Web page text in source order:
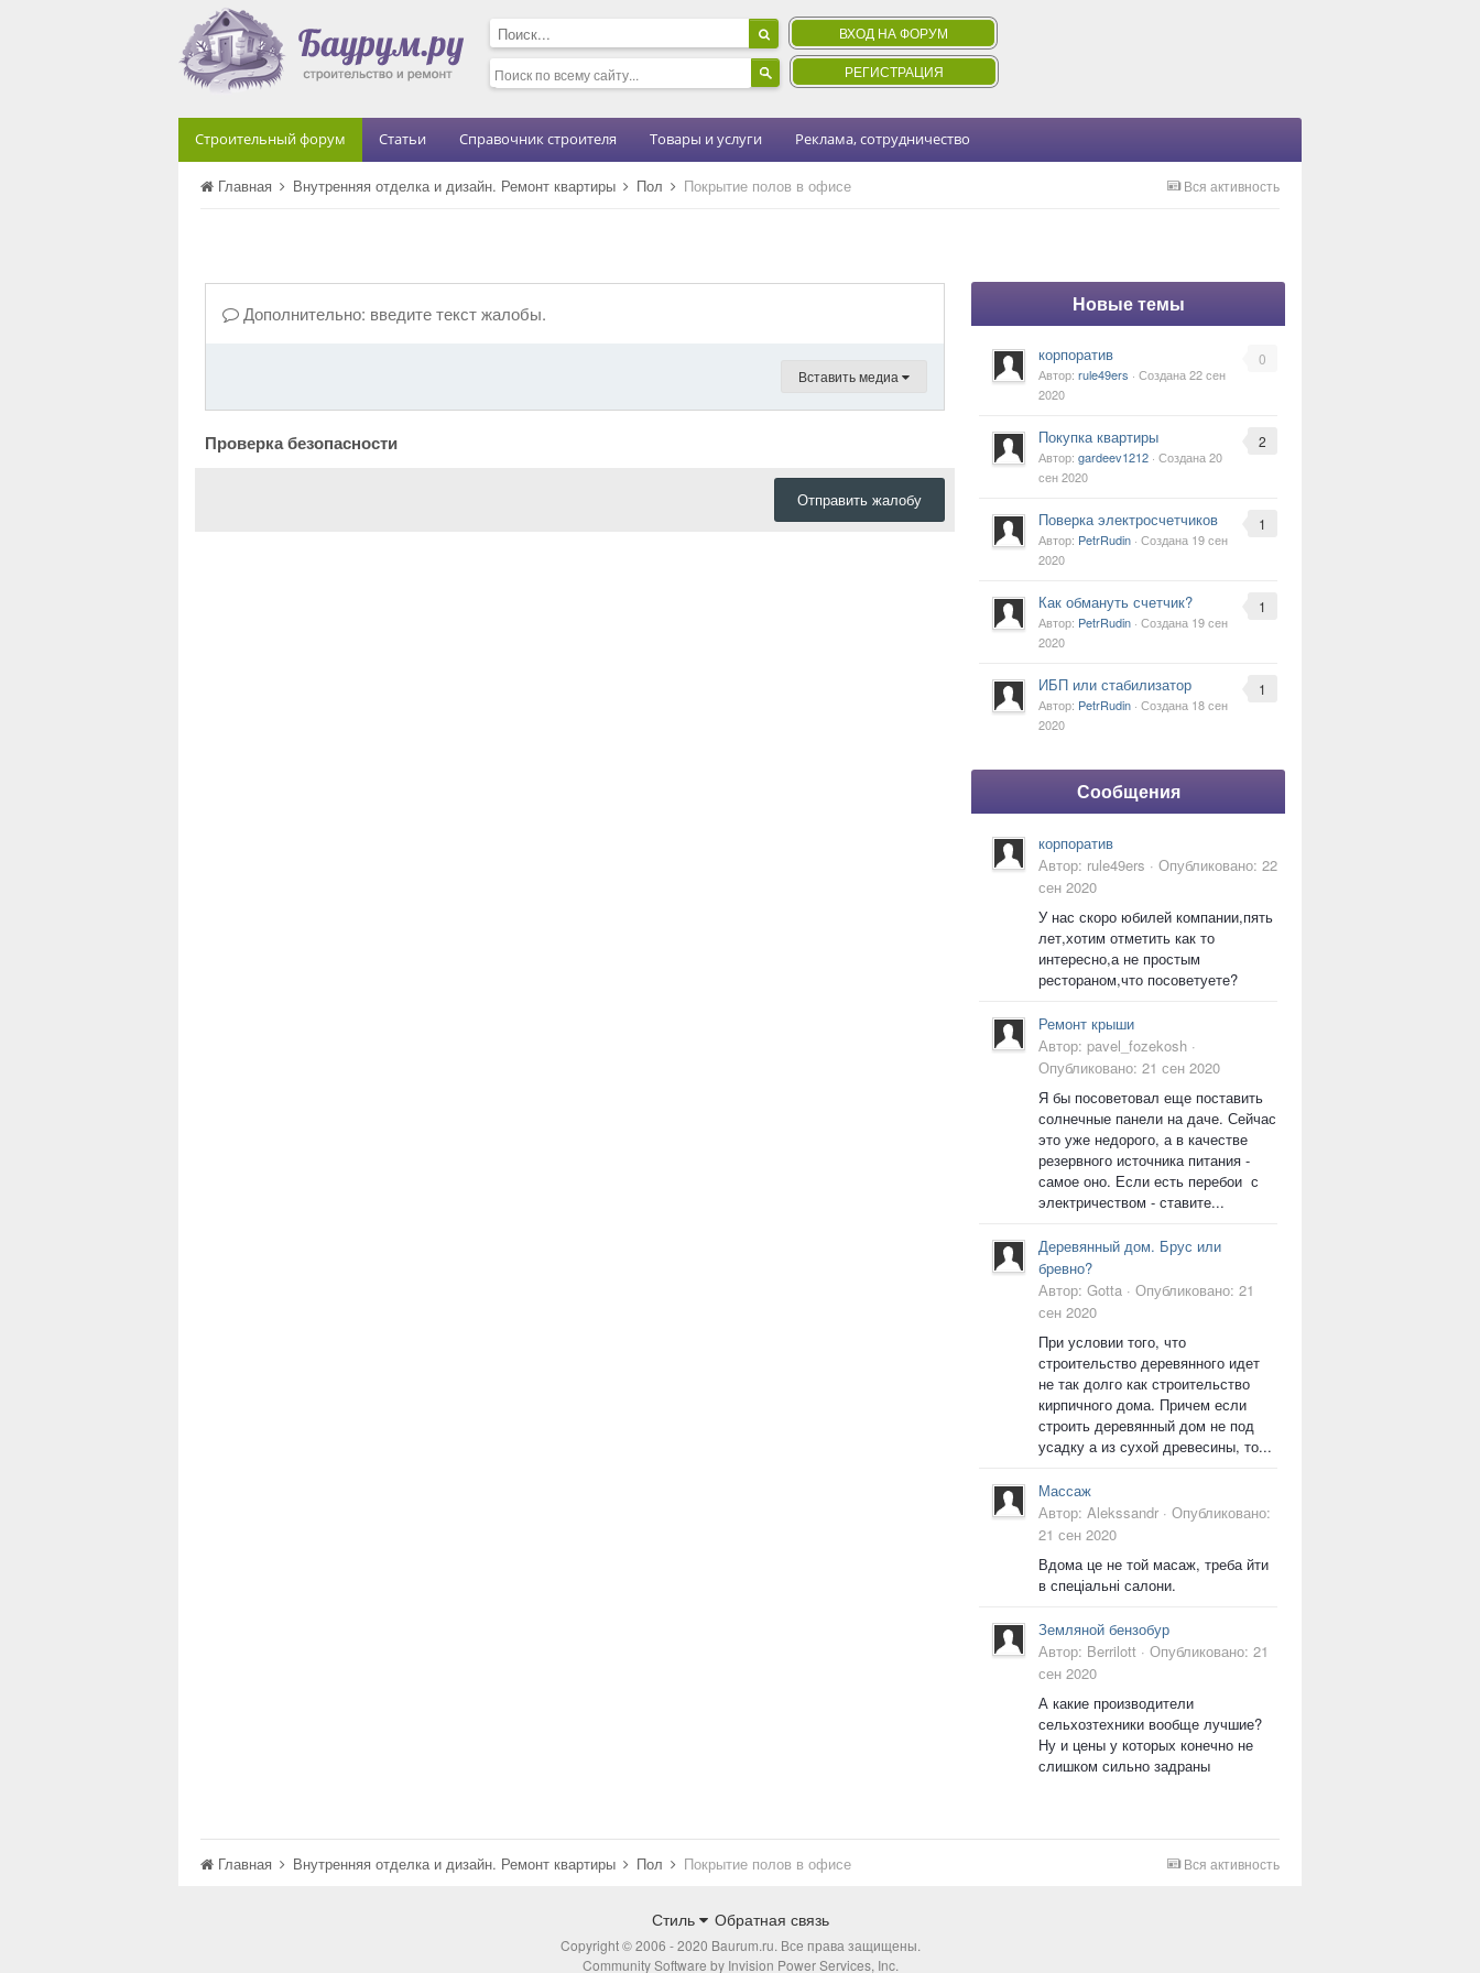
ВХОД НА ФОРУМ
РЕГИСТРАЦИЯ
Строительный форум Статьи Справочник строителя Товары и услуги Реклама, сотрудничество
Вся активность
Главная Внутренняя отделка и дизайн. Ремонт квартиры Пол Покрытие полов в офисе
Дополнительно: введите текст жалобы.
Вставить медиа
Проверка безопасности
Отправить жалобу
Новые темы
0
корпоратив
Автор: rule49ers · Создана22 сен
2020
2
Покупка квартиры
Автор: gardeev1212 · Создана20
сен 2020
1
Поверка электросчетчиков
Автор: PetrRudin · Создана 19 сен
2020
1
Как обмануть счетчик?
Автор: PetrRudin · Создана 19 сен
2020
1
ИБП или стабилизатор
Автор: PetrRudin · Создана 18 сен
2020
Сообщения
корпоратив
Автор: rule49ers · Опубликовано: 22
сен 2020
У нас скоро юбилей компании,пять
лет,хотим отметить как то
интересно,а не простым
рестораном,что посоветуете?
Ремонт крыши
Автор: pavel_fozekosh ·
Опубликовано: 21 сен 2020
Я бы посоветовал еще поставить
солнечные панели на даче. Сейчас
это уже недорого, а в качестве
резервного источника питания -
самое оно. Если есть перебои с
электричеством - ставите...
Деревянный дом. Брус или
бревно?
Автор: Gotta · Опубликовано: 21
сен 2020
При условии того, что
строительство деревянного идет
не так долго как строительство
кирпичного дома. Причем если
строить деревянный дом не под
усадку а из сухой древесины, то...
Массаж
Автор: Alekssandr · Опубликовано:
21 сен 2020
Вдома це не той масаж, треба йти
в спеціальні салони.
Земляной бензобур
Автор: Berrilott · Опубликовано: 21
сен 2020
А какие производители
сельхозтехники вообще лучшие?
Ну и цены у которых конечно не
слишком сильно задраны
Вся активность
Главная Внутренняя отделка и дизайн. Ремонт квартиры Пол Покрытие полов в офисе
Стиль Обратная связь
Copyright © 2006 - 2020 Baurum.ru. Все права защищены.
Community Software by Invision Power Services, Inc.